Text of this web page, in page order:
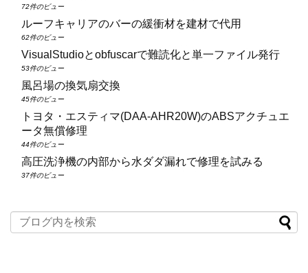
72件のビュー
ルーフキャリアのバーの緩衝材を建材で代用
62件のビュー
VisualStudioとobfuscarで難読化と単一ファイル発行
53件のビュー
風呂場の換気扇交換
45件のビュー
トヨタ・エスティマ(DAA‑AHR20W)のABSアクチュエ
ータ無償修理
44件のビュー
高圧洗浄機の内部から水ダダ漏れで修理を試みる
37件のビュー